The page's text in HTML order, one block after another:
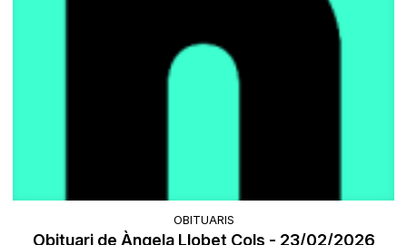
OBITUARIS
Obituari de Àngela Llobet Cols - 23/02/2026